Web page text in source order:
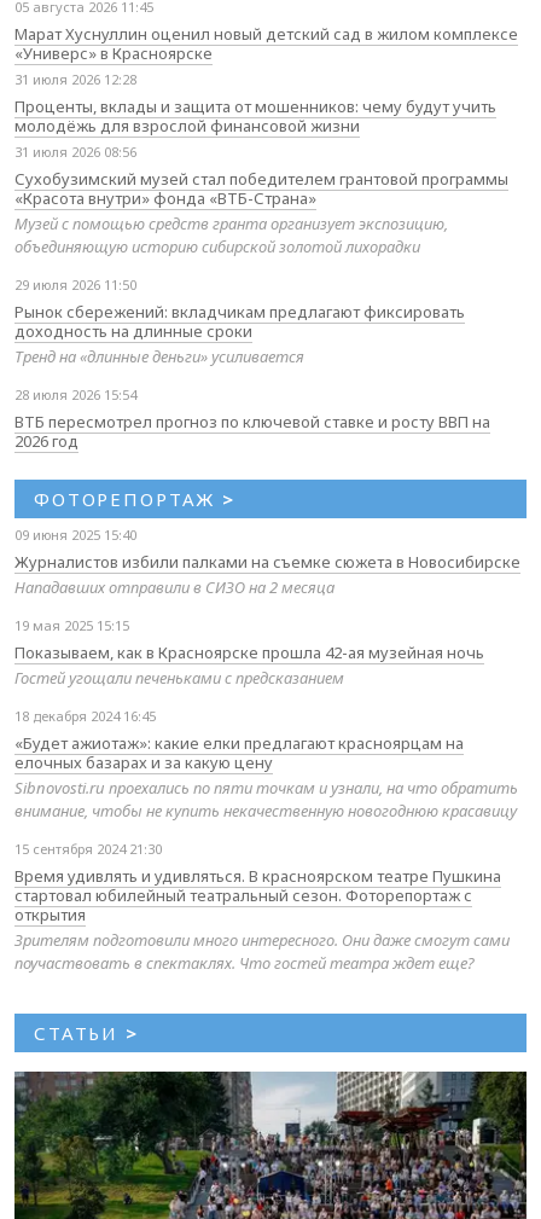
05 августа 2026 11:45
Марат Хуснуллин оценил новый детский сад в жилом комплексе
«Универс» в Красноярске
31 июля 2026 12:28
Проценты, вклады и защита от мошенников: чему будут учить
молодёжь для взрослой финансовой жизни
31 июля 2026 08:56
Сухобузимский музей стал победителем грантовой программы
«Красота внутри» фонда «ВТБ-Страна»
Музей с помощью средств гранта организует экспозицию,
объединяющую историю сибирской золотой лихорадки
29 июля 2026 11:50
Рынок сбережений: вкладчикам предлагают фиксировать
доходность на длинные сроки
Тренд на «длинные деньги» усиливается
28 июля 2026 15:54
ВТБ пересмотрел прогноз по ключевой ставке и росту ВВП на
2026 год
ФОТОРЕПОРТАЖ >
09 июня 2025 15:40
Журналистов избили палками на съемке сюжета в Новосибирске
Нападавших отправили в СИЗО на 2 месяца
19 мая 2025 15:15
Показываем, как в Красноярске прошла 42-ая музейная ночь
Гостей угощали печеньками с предсказанием
18 декабря 2024 16:45
«Будет ажиотаж»: какие елки предлагают красноярцам на
елочных базарах и за какую цену
Sibnovosti.ru проехались по пяти точкам и узнали, на что обратить
внимание, чтобы не купить некачественную новогоднюю красавицу
15 сентября 2024 21:30
Время удивлять и удивляться. В красноярском театре Пушкина
стартовал юбилейный театральный сезон. Фоторепортаж с
открытия
Зрителям подготовили много интересного. Они даже смогут сами
поучаствовать в спектаклях. Что гостей театра ждет еще?
СТАТЬИ >